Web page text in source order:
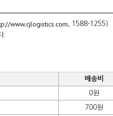
www.cjlogistics.com , 1588-1255)
.
배송비
0원
700원